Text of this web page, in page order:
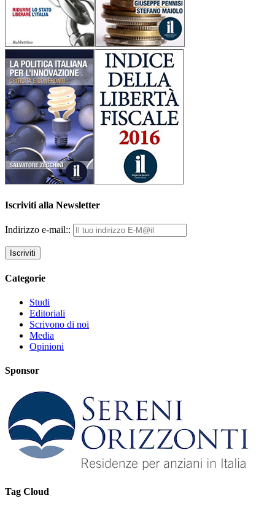
Iscriviti alla Newsletter
Indirizzo e-mail::
Categorie
Studi
Editoriali
Scrivono di noi
Media
Opinioni
Sponsor
Tag Cloud